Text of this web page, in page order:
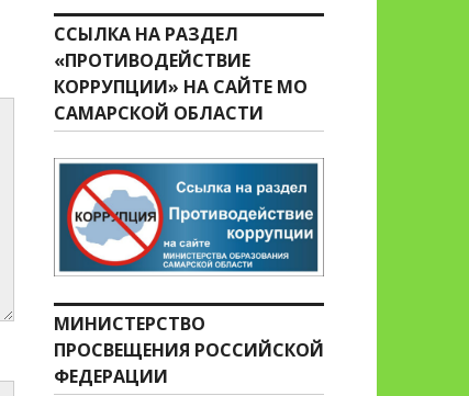
ССЫЛКА НА РАЗДЕЛ
«ПРОТИВОДЕЙСТВИЕ
КОРРУПЦИИ» НА САЙТЕ МО
САМАРСКОЙ ОБЛАСТИ
МИНИСТЕРСТВО
ПРОСВЕЩЕНИЯ РОССИЙСКОЙ
ФЕДЕРАЦИИ